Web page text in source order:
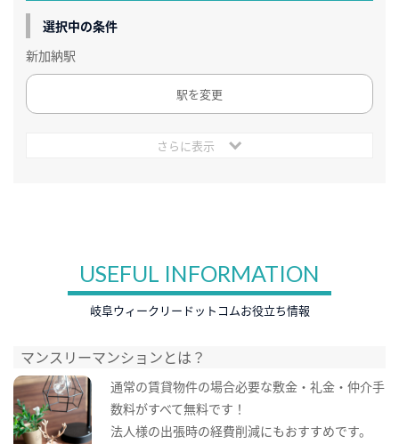
選択中の条件
新加納駅
駅を変更
さらに表示
USEFUL INFORMATION
岐阜ウィークリードットコムお役立ち情報
マンスリーマンションとは？
通常の賃貸物件の場合必要な敷金・礼金・仲介手
数料がすべて無料です！
法人様の出張時の経費削減にもおすすめです。